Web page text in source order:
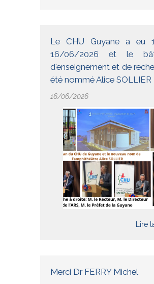
Le CHU Guyane a eu
16/06/2026 et le
d'enseignement et de
été nommé Alice SOLLIER
16/06/2026
Lire
Merci Dr FERRY Michel